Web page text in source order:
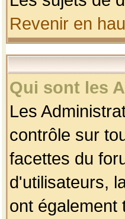
Revenir en
Qui sont les
Les
contrôle sur
facettes du
d'utilisateurs,
ont également